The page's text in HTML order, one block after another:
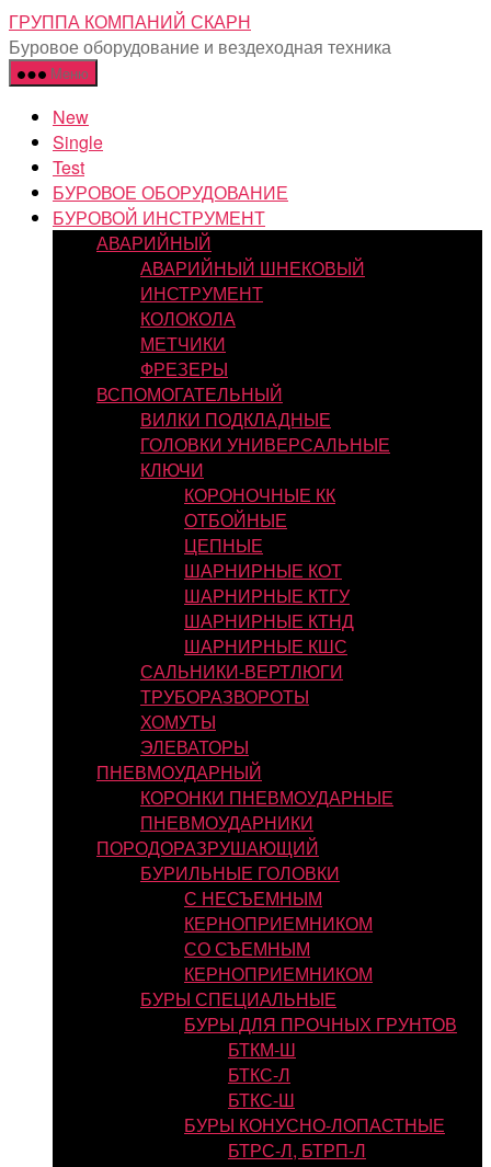
Перейти
к
содержимому
ГРУППА КОМПАНИЙ СКАРН
Буровое оборудование и вездеходная техника
Меню
New
Single
Test
БУРОВОЕ ОБОРУДОВАНИЕ
БУРОВОЙ ИНСТРУМЕНТ
АВАРИЙНЫЙ
АВАРИЙНЫЙ ШНЕКОВЫЙ
ИНСТРУМЕНТ
КОЛОКОЛА
МЕТЧИКИ
ФРЕЗЕРЫ
ВСПОМОГАТЕЛЬНЫЙ
ВИЛКИ ПОДКЛАДНЫЕ
ГОЛОВКИ УНИВЕРСАЛЬНЫЕ
КЛЮЧИ
КОРОНОЧНЫЕ КК
ОТБОЙНЫЕ
ЦЕПНЫЕ
ШАРНИРНЫЕ КОТ
ШАРНИРНЫЕ КТГУ
ШАРНИРНЫЕ КТНД
ШАРНИРНЫЕ КШС
САЛЬНИКИ-ВЕРТЛЮГИ
ТРУБОРАЗВОРОТЫ
ХОМУТЫ
ЭЛЕВАТОРЫ
ПНЕВМОУДАРНЫЙ
КОРОНКИ ПНЕВМОУДАРНЫЕ
ПНЕВМОУДАРНИКИ
ПОРОДОРАЗРУШАЮЩИЙ
БУРИЛЬНЫЕ ГОЛОВКИ
С НЕСЪЕМНЫМ
КЕРНОПРИЕМНИКОМ
СО СЪЕМНЫМ
КЕРНОПРИЕМНИКОМ
БУРЫ СПЕЦИАЛЬНЫЕ
БУРЫ ДЛЯ ПРОЧНЫХ ГРУНТОВ
БТКМ-Ш
БТКС-Л
БТКС-Ш
БУРЫ КОНУСНО-ЛОПАСТНЫЕ
БТРС-Л, БТРП-Л